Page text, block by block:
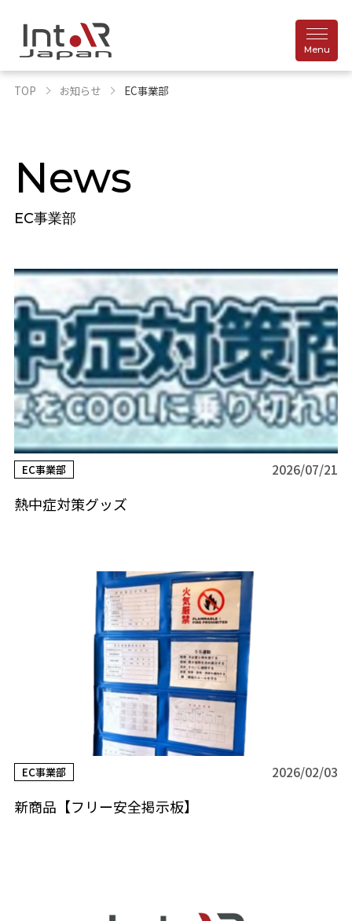
TOP お知らせ EC事業部
News
EC事業部
EC事業部 2026/07/21
熱中症対策グッズ
EC事業部 2026/02/03
新商品【フリー安全掲示板】